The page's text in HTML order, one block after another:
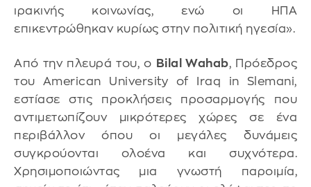
ιρακινής κοινωνίας, ενώ οι ΗΠΑ
επικεντρώθηκαν κυρίως στην πολιτική ηγεσία».
Από την πλευρά του, ο Bilal Wahab, Πρόεδρος
του American University of Iraq in Slemani,
εστίασε στις προκλήσεις προσαρμογής που
αντιμετωπίζουν μικρότερες χώρες σε ένα
περιβάλλον όπου οι μεγάλες δυνάμεις
συγκρούονται ολοένα και συχνότερα.
Χρησιμοποιώντας μια γνωστή παροιμία,